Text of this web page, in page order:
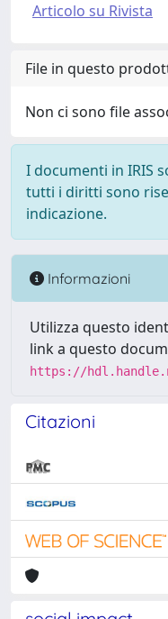
Articolo su Rivista
File in questo
Non ci sono file
I documenti in IRIS
tutti i diritti sono
indicazione.
Informazioni
Utilizza questo
link a questo
https://
Citazioni